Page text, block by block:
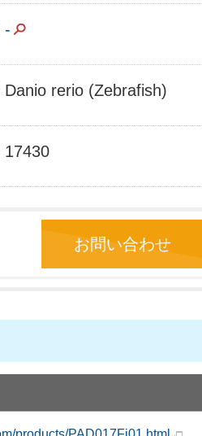
-
Danio rerio (Zebrafish)
17430
お問い合わせ